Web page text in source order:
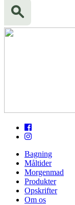
Bagning
Måltider
Morgenmad
Produkter
Opskrifter
Om os